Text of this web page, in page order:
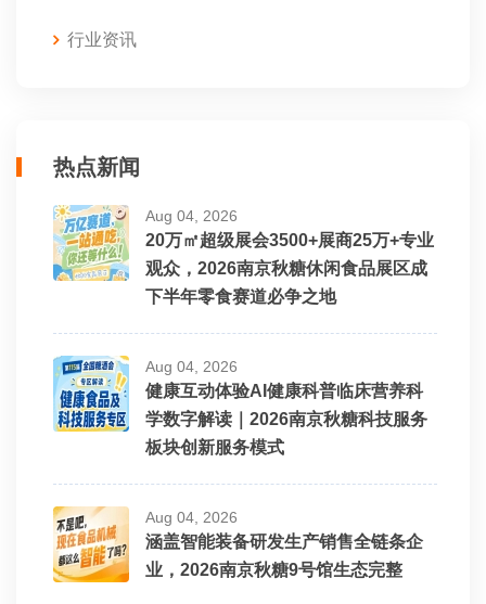
行业资讯
热点新闻
Aug 04, 2026
20万㎡超级展会3500+展商25万+专业
观众，2026南京秋糖休闲食品展区成
下半年零食赛道必争之地
Aug 04, 2026
健康互动体验AI健康科普临床营养科
学数字解读｜2026南京秋糖科技服务
板块创新服务模式
Aug 04, 2026
涵盖智能装备研发生产销售全链条企
业，2026南京秋糖9号馆生态完整